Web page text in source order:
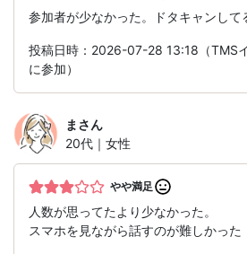
参加者が少なかった。ドタキャンして
投稿日時：2026-07-28 13:18（TMS
に参加）
ま さん
20代｜女性
やや満足
人数が思ってたより少なかった。
スマホを見ながら話すのが難しかった